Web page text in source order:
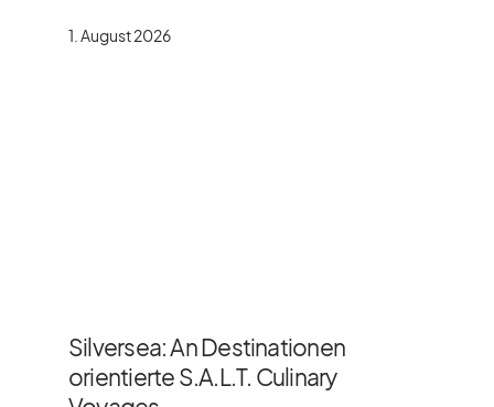
1. August 2026
Silversea: An Destinationen
orientierte S.A.L.T. Culinary